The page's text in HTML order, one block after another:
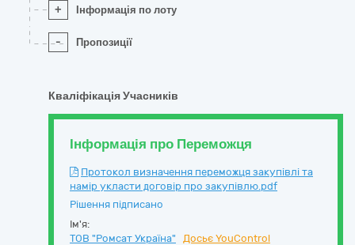
+ Інформація по лоту
- Пропозиції
Кваліфікація Учасників
Інформація про Переможця
Протокол визначення переможця закупівлі та
намір укласти договір про закупівлю.pdf
Рішення підписано
Ім'я:
ТОВ "Ромсат Україна"
Досьє YouControl